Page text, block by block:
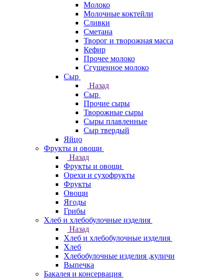
Молоко
Молочные коктейли
Сливки
Сметана
Творог и творожная масса
Кефир
Прочее молоко
Сгущенное молоко
Сыр
Назад
Сыр
Прочие сыры
Творожные сыры
Сыры плавленные
Сыр твердый
Яйцо
Фрукты и овощи
Назад
Фрукты и овощи
Орехи и сухофрукты
Фрукты
Овощи
Ягоды
Грибы
Хлеб и хлебобулочные изделия
Назад
Хлеб и хлебобулочные изделия
Хлеб
Хлебобулочные изделия ,куличи
Выпечка
Бакалея и консервация